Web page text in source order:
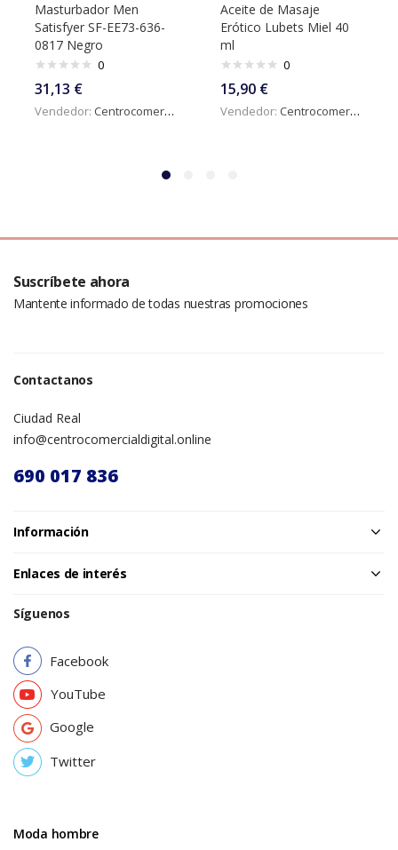
Masturbador Men
Satisfyer SF-EE73-636-
0817 Negro
0
31,13 €
Vendedor: Centrocomercialdigital
Aceite de Masaje
Erótico Lubets Miel 40
ml
0
15,90 €
Vendedor: Centrocomercialdigital
Suscríbete ahora
Mantente informado de todas nuestras promociones
Contactanos
Ciudad Real
info@centrocomercialdigital.online
690 017 836
Información
Enlaces de interés
Síguenos
Facebook
YouTube
Google
Twitter
Moda hombre